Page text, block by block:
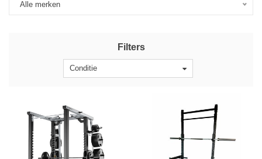
Alle merken
Filters
Conditie